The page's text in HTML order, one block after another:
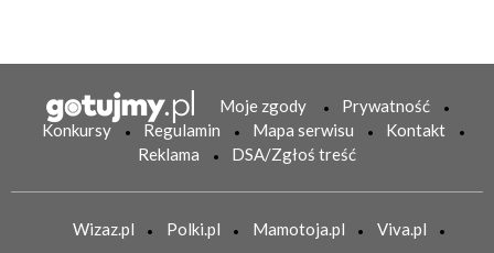
Moje zgody
Prywatność
Konkursy
Regulamin Mapa serwisu
Kontakt
Reklama
DSA/Zgłoś treść
Wizaz.pl Polki.pl Mamotoja.pl
Viva.pl